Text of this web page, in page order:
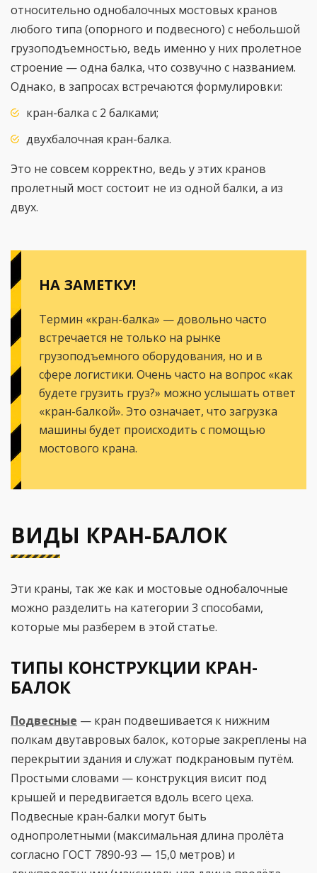
относительно однобалочных мостовых кранов
любого типа (опорного и подвесного) с небольшой
грузоподъемностью, ведь именно у них пролетное
строение — одна балка, что созвучно с названием.
Однако, в запросах встречаются формулировки:
кран-балка с 2 балками;
двухбалочная кран-балка.
Это не совсем корректно, ведь у этих кранов
пролетный мост состоит не из одной балки, а из
двух.
НА ЗАМЕТКУ!
Термин «кран-балка» — довольно часто
встречается не только на рынке
грузоподъемного оборудования, но и в
сфере логистики. Очень часто на вопрос «как
будете грузить груз?» можно услышать ответ
«кран-балкой». Это означает, что загрузка
машины будет происходить с помощью
мостового крана.
ВИДЫ КРАН-БАЛОК
Эти краны, так же как и мостовые однобалочные
можно разделить на категории 3 способами,
которые мы разберем в этой статье.
ТИПЫ КОНСТРУКЦИИ КРАН-
БАЛОК
Подвесные — кран подвешивается к нижним
полкам двутавровых балок, которые закреплены на
перекрытии здания и служат подкрановым путём.
Простыми словами — конструкция висит под
крышей и передвигается вдоль всего цеха.
Подвесные кран-балки могут быть
однопролетными (максимальная длина пролёта
согласно ГОСТ 7890-93 — 15,0 метров) и